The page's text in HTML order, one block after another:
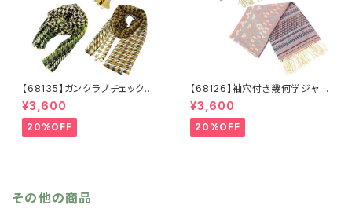
【68135】ガンクラブチェックスト
ール【送料無料】マフラー 防
寒 チェック柄 千鳥柄 千鳥
格子 マスタード キャメル
カーキ リサイクルポリエステ
¥3,600
20%OFF
【68126】袖穴付き幾何学ジャガ
ードストール【送料無料】袖付き
ストール ジャガード織り リバ
ーシブル 幾何学柄 防寒 フ
リンジ 秋冬 羽織 ポンチ
¥3,600
20%OFF
その他の商品